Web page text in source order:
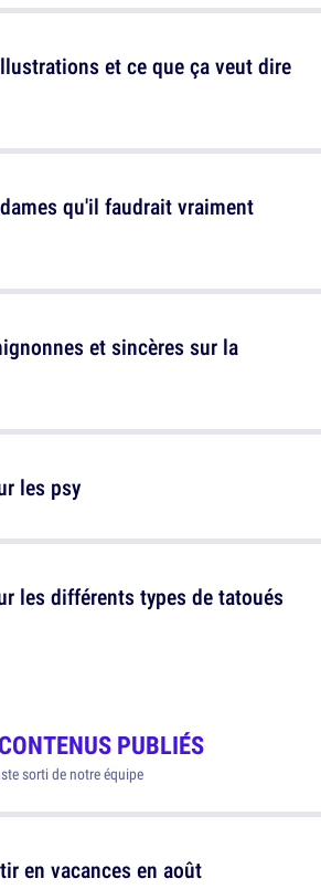
et ce que ça veut dire
et sincères sur la
les différents types de tatoués
qu'il faudrait vraiment
les psy
CONTENUS PUBLIÉS
sorti de notre équipe
en vacances en août